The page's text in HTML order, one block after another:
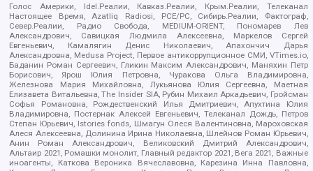
Голос Америки, Idel.Реалии, Кавказ.Реалии, Крым.Реалии, Телеканал
Настоящее Время, Azatliq Radiosi, PCE/PC, Сибирь.Реалии, Фактограф,
Север.Реалии, Радио Свобода, MEDIUM-ORIENT, Пономарев Лев
Александрович, Савицкая Людмила Алексеевна, Маркелов Сергей
Евгеньевич, Камалягин Денис Николаевич, Апахончич Дарья
Александровна, Medusa Project, Первое антикоррупционное СМИ, VTimes.io,
Баданин Роман Сергеевич, Гликин Максим Александрович, Маняхин Петр
Борисович, Ярош Юлия Петровна, Чуракова Ольга Владимировна,
Железнова Мария Михайловна, Лукьянова Юлия Сергеевна, Маетная
Елизавета Витальевна, The Insider SIA, Рубин Михаил Аркадьевич, Гройсман
Софья Романовна, Рождественский Илья Дмитриевич, Апухтина Юлия
Владимировна, Постернак Алексей Евгеньевич, Телеканал Дождь, Петров
Степан Юрьевич, Istories fonds, Шмагун Олеся Валентиновна, Мароховская
Алеся Алексеевна, Долинина Ирина Николаевна, Шлейнов Роман Юрьевич,
Анин Роман Александрович, Великовский Дмитрий Александрович,
Альтаир 2021, Ромашки монолит, Главный редактор 2021, Вега 2021, Важные
иноагенты, Каткова Вероника Вячеславовна, Карезина Инна Павловна,